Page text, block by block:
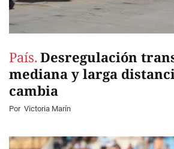
País. Desregulación
mediana y larga
cambia
Por Victoria Marín